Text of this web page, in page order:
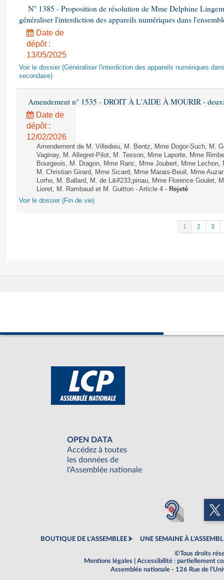
N° 1385 - Proposition de résolution de Mme Delphine
généraliser l'interdiction des appareils numériques dans
Date de
dépôt :
13/05/2025
Voir le dossier (Généraliser l'interdiction des appareils numériques
secondaire)
Amendement n° 1535 - DROIT À L'AIDE À MOURIR -
Date de
dépôt :
12/02/2026
Amendement de M. Villedieu, M. Bentz, Mme Dogor-Such, M.
Vaginay, M. Allegret-Pilot, M. Tesson, Mme Laporte, Mme
Bourgeois, M. Dragon, Mme Ranc, Mme Joubert, Mme
M. Christian Girard, Mme Sicard, Mme Marais-Beuil, Mme
Lorho, M. Ballard, M. de L&#233;pinau, Mme Florence Goulet,
Lioret, M. Rambaud et M. Guitton - Article 4 - Rejeté
Voir le dossier (Fin de vie)
1 2 3
OPEN DATA
Accédez à toutes
les données de
l'Assemblée nationale
BOUTIQUE DE L'ASSEMBLEE UNE SEMAINE À
©Tous droits
Mentions légales
Accessibilité : partiellement
Assemblée nationale - 126 Rue de